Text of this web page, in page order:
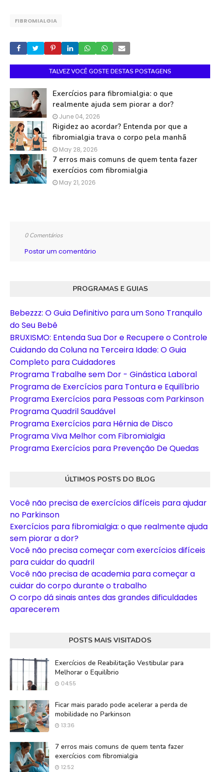
FIBROMIALGIA
TALVEZ VOCÊ GOSTE DESTAS POSTAGENS
Exercícios para fibromialgia: o que
realmente ajuda sem piorar a dor?
June 04, 2026
Rigidez ao acordar? Entenda por que a
fibromialgia trava o corpo pela manhã
May 28, 2026
7 erros mais comuns de quem tenta fazer
exercícios com fibromialgia
May 21, 2026
0 Comentários
Postar um comentário
PROGRAMAS E GUIAS
Bebezzz: O Guia Definitivo para um Sono Tranquilo
do Seu Bebê
BRUXISMO: Entenda Sua Dor e Recupere o Controle
Cuidando da Coluna na Terceira Idade: O Guia
Completo para Cuidadores
Programa Trabalhe sem Dor - Ginástica Laboral
Programa de Exercícios para Tontura e Equilíbrio
Programa Exercícios para Pessoas com Parkinson
Programa Quadril Saudável
Programa Exercícios para Hérnia de Disco
Programa Viva Melhor com Fibromialgia
Programa Exercícios para Prevenção De Quedas
ÚLTIMOS POSTS DO BLOG
Você não precisa de exercícios difíceis para ajudar
no Parkinson
Exercícios para fibromialgia: o que realmente ajuda
sem piorar a dor?
Você não precisa começar com exercícios difíceis
para cuidar do quadril
Você não precisa de academia para começar a
cuidar do corpo durante o trabalho
O corpo dá sinais antes das grandes dificuldades
aparecerem
POSTS MAIS VISITADOS
Exercícios de Reabilitação Vestibular para
Melhorar o Equilíbrio
04:55
Ficar mais parado pode acelerar a perda de
mobilidade no Parkinson
13:36
7 erros mais comuns de quem tenta fazer
exercícios com fibromialgia
12:52